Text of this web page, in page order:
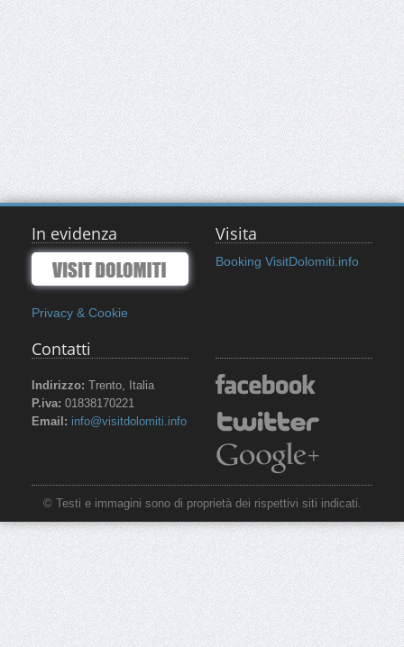
In evidenza
Privacy & Cookie
Visita
Booking VisitDolomiti.info
Contatti
Indirizzo: Trento, Italia
P.iva: 01838170221
Email: info@visitdolomiti.info
© Testi e immagini sono di proprietà dei rispettivi siti indicati.